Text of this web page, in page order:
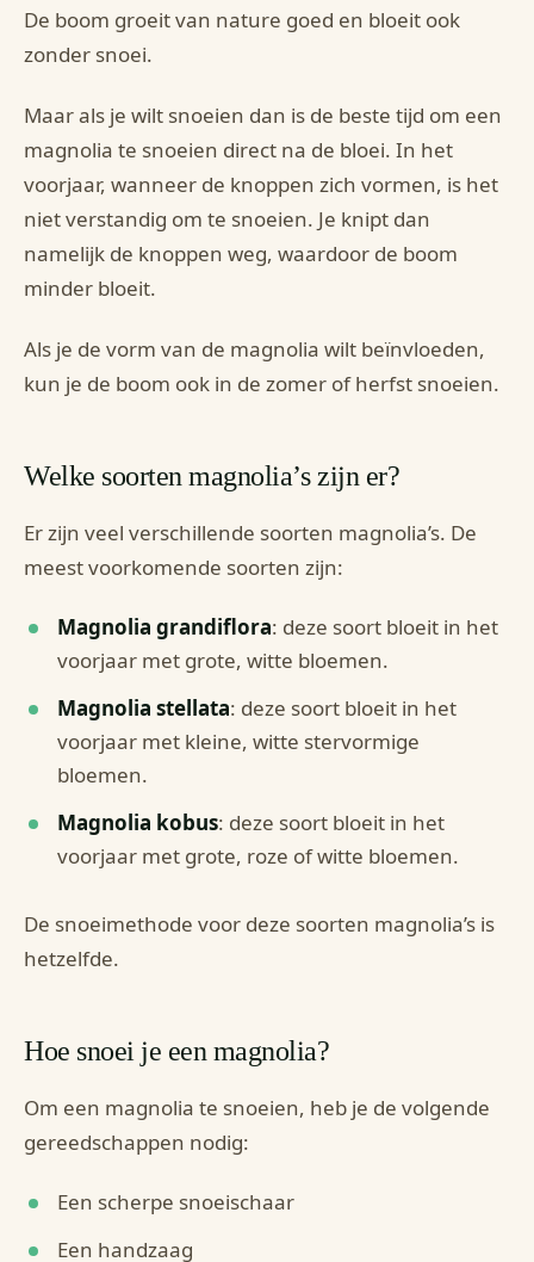
De boom groeit van nature goed en bloeit ook
zonder snoei.
Maar als je wilt snoeien dan is de beste tijd om een
magnolia te snoeien direct na de bloei. In het
voorjaar, wanneer de knoppen zich vormen, is het
niet verstandig om te snoeien. Je knipt dan
namelijk de knoppen weg, waardoor de boom
minder bloeit.
Als je de vorm van de magnolia wilt beïnvloeden,
kun je de boom ook in de zomer of herfst snoeien.
Welke soorten magnolia’s zijn er?
Er zijn veel verschillende soorten magnolia’s. De
meest voorkomende soorten zijn:
Magnolia grandiflora: deze soort bloeit in het
voorjaar met grote, witte bloemen.
Magnolia stellata: deze soort bloeit in het
voorjaar met kleine, witte stervormige
bloemen.
Magnolia kobus: deze soort bloeit in het
voorjaar met grote, roze of witte bloemen.
De snoeimethode voor deze soorten magnolia’s is
hetzelfde.
Hoe snoei je een magnolia?
Om een magnolia te snoeien, heb je de volgende
gereedschappen nodig:
Een scherpe snoeischaar
Een handzaag